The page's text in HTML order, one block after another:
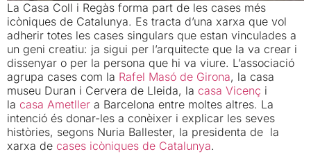
La Casa Coll i Regàs forma part de les cases més
icòniques de Catalunya. Es tracta d’una xarxa que vol
adherir totes les cases singulars que estan vinculades a
un geni creatiu: ja sigui per l’arquitecte que la va crear i
dissenyar o per la persona que hi va viure. L’associació
agrupa cases com la Rafel Masó de Girona, la casa
museu Duran i Cervera de Lleida, la casa Vicenç i
la casa Ametller a Barcelona entre moltes altres. La
intenció és donar-les a conèixer i explicar les seves
històries, segons Nuria Ballester, la presidenta de la
xarxa de cases icòniques de Catalunya.